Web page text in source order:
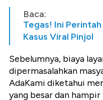
Baca:
Tegas! Ini
Kasus Viral Pinjol
Sebelumnya, biaya
dipermasalahkan
AdaKami diketahui
yang besar dan